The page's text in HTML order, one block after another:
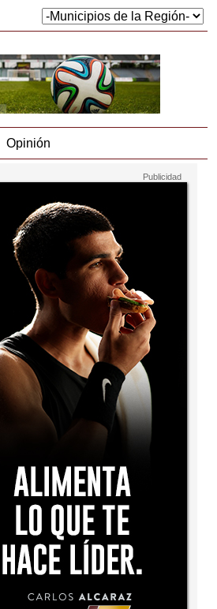
Opinión